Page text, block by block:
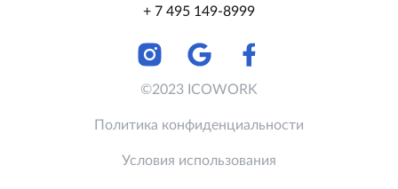
+ 7 495 149-8999
©2023 ICOWORK
Политика конфиденциальности
Условия использования